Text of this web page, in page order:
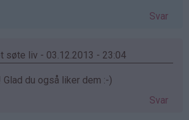
Svar
søte liv - 03.12.2013 - 23:04
Glad du også liker dem :-)
Svar